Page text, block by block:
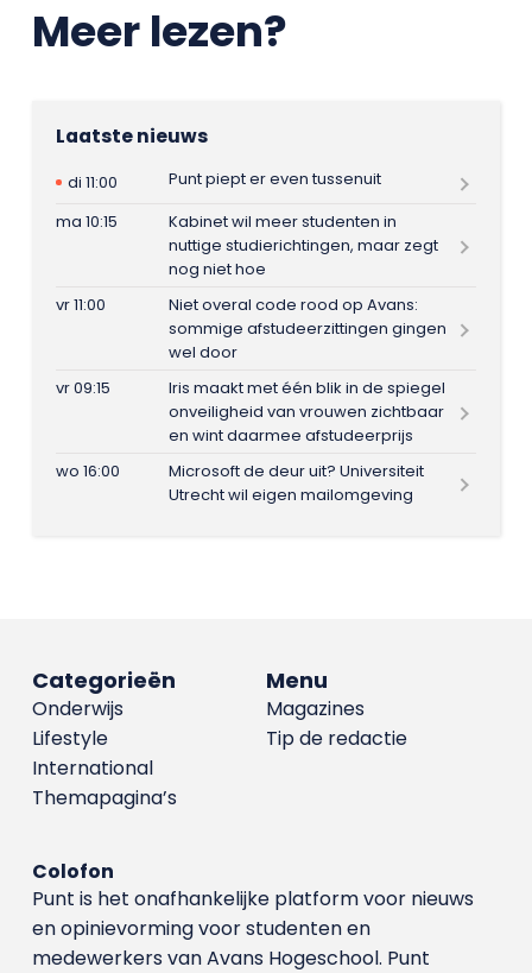
Meer lezen?
Laatste nieuws
di 11:00
Punt piept er even tussenuit
ma 10:15
Kabinet wil meer studenten in
nuttige studierichtingen, maar zegt
nog niet hoe
vr 11:00
Niet overal code rood op Avans:
sommige afstudeerzittingen gingen
wel door
vr 09:15
Iris maakt met één blik in de spiegel
onveiligheid van vrouwen zichtbaar
en wint daarmee afstudeerprijs
wo 16:00
Microsoft de deur uit? Universiteit
Utrecht wil eigen mailomgeving
Menu
Magazines
Tip de redactie
Categorieën
Onderwijs
Lifestyle
International
Themapagina’s
Colofon
Punt is het onafhankelijke platform voor nieuws
en opinievorming voor studenten en
medewerkers van Avans Hoge­school. Punt